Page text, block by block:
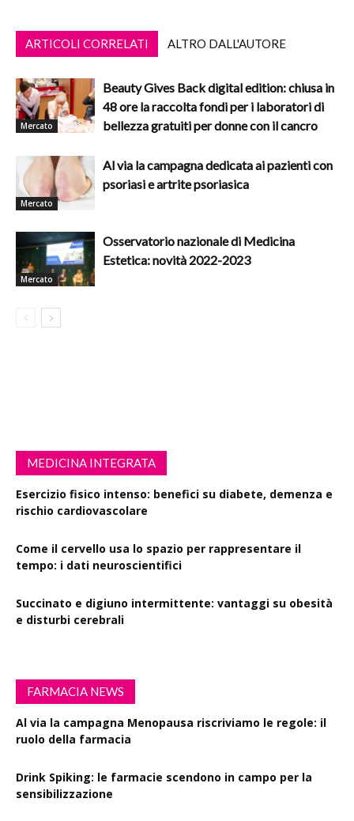
ARTICOLI CORRELATI ALTRO DALL'AUTORE
Mercato
Beauty Gives Back digital edition: chiusa in
48 ore la raccolta fondi per i laboratori di
bellezza gratuiti per donne con il cancro
Mercato
Al via la campagna dedicata ai pazienti con
psoriasi e artrite psoriasica
Mercato
Osservatorio nazionale di Medicina
Estetica: novità 2022-2023
MEDICINA INTEGRATA
Esercizio fisico intenso: benefici su diabete, demenza e
rischio cardiovascolare
Come il cervello usa lo spazio per rappresentare il
tempo: i dati neuroscientifici
Succinato e digiuno intermittente: vantaggi su obesità
e disturbi cerebrali
FARMACIA NEWS
Al via la campagna Menopausa riscriviamo le regole: il
ruolo della farmacia
Drink Spiking: le farmacie scendono in campo per la
sensibilizzazione